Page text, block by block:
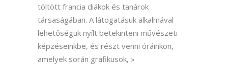
töltött francia diákok és tanárok
társaságában. A látogatásuk alkalmával
lehetőségük nyílt betekinteni művészeti
képzéseinkbe, és részt venni óráinkon,
amelyek során grafikusok,